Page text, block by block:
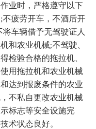
业时，严格遵守以下
疲劳开车，不酒后开
车辆借予无驾驶证人
和农业机械;不驾驶、
检验合格的拖拉机、
用拖拉机和农业机械
达到报废条件的农业
不私自更改农业机械
标志等安全设施完
术状态良好。